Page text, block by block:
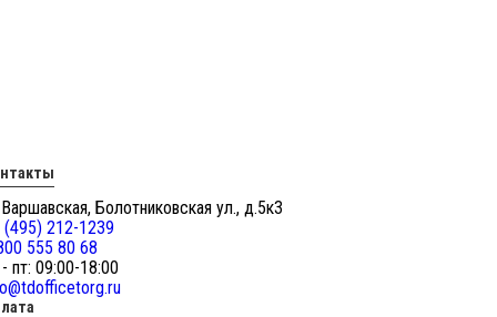
Болотниковская ул., д.5к3
(495) 212-1239
555 80 68
пт: 09:00-18:00